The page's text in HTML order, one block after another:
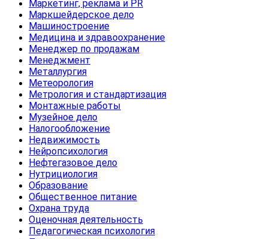
Маркетинг, реклама и PR
Маркшейдерское дело
Машиностроение
Медицина и здравоохранение
Менеджер по продажам
Менеджмент
Металлургия
Метеорология
Метрология и стандартизация
Монтажные работы
Музейное дело
Налогообложение
Недвижимость
Нейропсихология
Нефтегазовое дело
Нутрициология
Образование
Общественное питание
Охрана труда
Оценочная деятельность
Педагогическая психология